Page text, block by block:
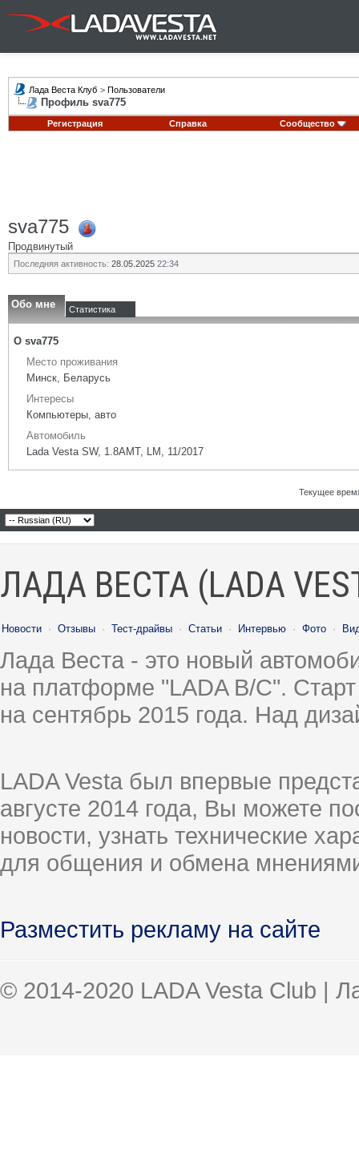
Лада Веста Клуб > Пользователи
Профиль sva775
Регистрация Справка Сообщество
sva775
Продвинутый
Последняя активность: 28.05.2025 22:34
Обо мне Статистика
О sva775
Место проживания
Минск, Беларусь
Интересы
Компьютеры, авто
Автомобиль
Lada Vesta SW, 1.8AMT, LM, 11/2017
Текущее
ЛАДА ВЕСТА (LADA
Новости · Отзывы · Тест-драйвы · Статьи · Интервью · Фото ·
Лада Веста - это новый
на платформе "LADA B/C".
на сентябрь 2015 года. Над
LADA Vesta был впервые
августе 2014 года, Вы можете
новости, узнать технические
для общения и обмена
Разместить рекламу на сайте
© 2014-2020 LADA Vesta Club |